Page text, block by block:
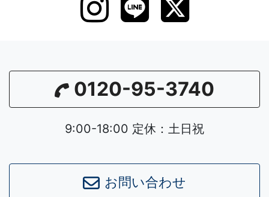
0120-95-3740
9:00-18:00 定休：土日祝
お問い合わせ